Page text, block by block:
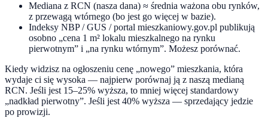
Mediana z RCN (nasza dana) ≈ średnia ważona obu rynków,
z przewagą wtórnego (bo jest go więcej w bazie).
Indeksy NBP / GUS / portal mieszkaniowy.gov.pl publikują
osobno „cena 1 m² lokalu mieszkalnego na rynku
pierwotnym” i „na rynku wtórnym”. Możesz porównać.
Kiedy widzisz na ogłoszeniu cenę „nowego” mieszkania, która
wydaje ci się wysoka — najpierw porównaj ją z naszą medianą
RCN. Jeśli jest 15–25% wyższa, to mniej więcej standardowy
„nadkład pierwotny”. Jeśli jest 40% wyższa — sprzedający jedzie
po prowizji.